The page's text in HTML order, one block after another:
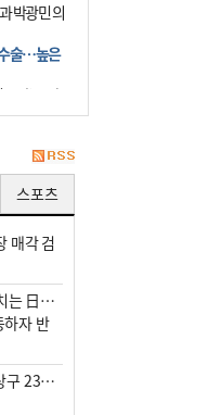
박광민 의
수술…높은
종양)은 좌
즙 배출 경
다. 간동맥
스포츠
매각 검
는 日…
하자 반
구 2300